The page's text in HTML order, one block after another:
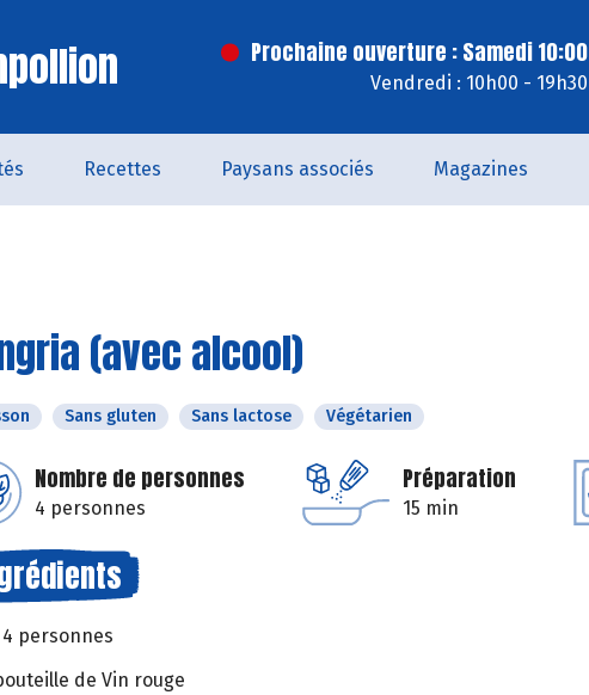
Prochaine ouverture : Samedi 10:00
Vendredi : 10h00 - 19h30
Recettes Paysans associés Magazines
(avec alcool)
Sans gluten Sans lactose Végétarien
Nombre de personnes
4 personnes
Préparation
15 min
4 personnes
de Vin rouge